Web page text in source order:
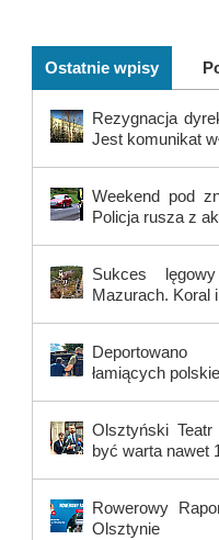
Ostatnie wpisy
Rezygnacja
Jest komunikat
Weekend pod
Policja rusza z
Sukces
Mazurach. Koral
Deportowano
łamiących
Olsztyński
być warta nawet
Rowerowy
Olsztynie